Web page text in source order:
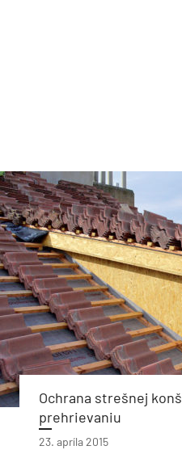
Ochrana strešnej
prehrievaniu
23. apríla 2015